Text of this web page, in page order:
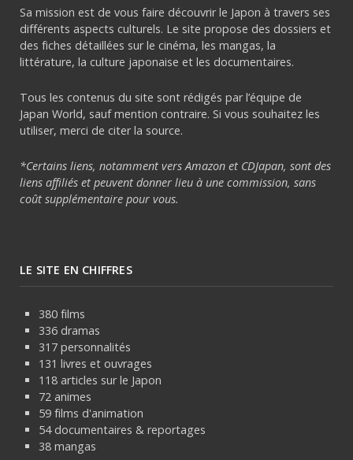
Sa mission est de vous faire découvrir le Japon à travers ses
différents aspects culturels. Le site propose des dossiers et
des fiches détaillées sur le cinéma, les mangas, la
littérature, la culture japonaise et les documentaires.
Tous les contenus du site sont rédigés par l’équipe de
Japan World, sauf mention contraire. Si vous souhaitez les
utiliser, merci de citer la source.
*Certains liens, notamment vers Amazon et CDJapan, sont des
liens affiliés et peuvent donner lieu à une commission, sans
coût supplémentaire pour vous.
LE SITE EN CHIFFRES
380 films
336 dramas
317 personnalités
131 livres et ouvrages
118 articles sur le Japon
72 animes
59 films d'animation
54 documentaires & reportages
38 mangas